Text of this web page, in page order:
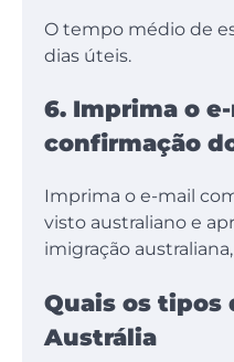
O tempo médio de
dias úteis.
6. Imprima o
confirmação
Imprima o e-mail
visto australiano e
imigração
Quais os tipos
Austrália